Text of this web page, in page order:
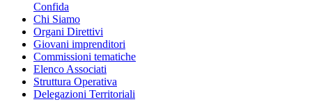
Confida
Chi Siamo
Organi Direttivi
Giovani imprenditori
Commissioni tematiche
Elenco Associati
Struttura Operativa
Delegazioni Territoriali